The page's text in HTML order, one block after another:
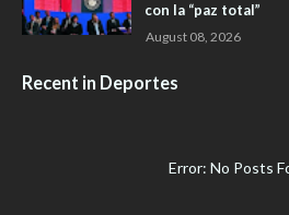
con la “paz total”
August 08, 2026
Recent in Deportes
Error: No Posts